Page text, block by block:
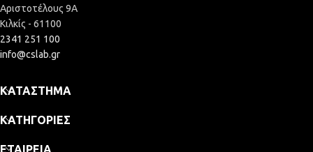
Αριστοτέλους 9Α
Κιλκίς - 61100
2341 251 100
info@cslab.gr
ΚΑΤΆΣΤΗΜΑ
ΚΑΤΗΓΟΡΊΕΣ
ΕΤΑΙΡΕΊΑ